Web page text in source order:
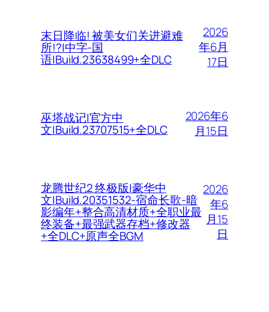
末日降临! 被美女们关进避难
所!?|中字-国
语|Build.23638499+全DLC
2026
年6月
17日
巫塔战记|官方中
文|Build.23707515+全DLC
2026年6
月15日
龙腾世纪2 终极版|豪华中
文|Build.20351532-宿命长歌-暗
影编年+整合高清材质+全职业最
终装备+最强武器存档+修改器
+全DLC+原声全BGM
2026
年6
月15
日